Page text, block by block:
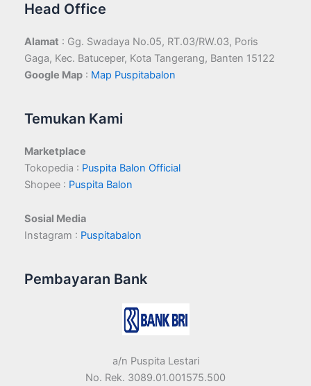
Head Office
Alamat : Gg. Swadaya No.05, RT.03/RW.03, Poris
Gaga, Kec. Batuceper, Kota Tangerang, Banten 15122
Google Map : Map Puspitabalon
Temukan Kami
Marketplace
Tokopedia : Puspita Balon Official
Shopee : Puspita Balon
Sosial Media
Instagram : Puspitabalon
Pembayaran Bank
a/n Puspita Lestari
No. Rek. 3089.01.001575.500